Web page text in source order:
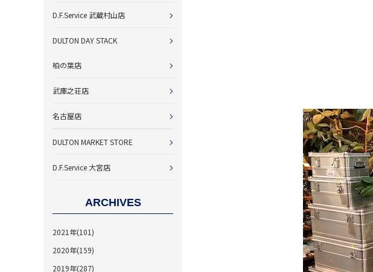
D.F.Service 武蔵村山店
DULTON DAY STACK
柏の葉店
武庫之荘店
名古屋店
DULTON MARKET STORE
D.F.Service 大宮店
ARCHIVES
2021年(101)
2020年(159)
2019年(287)